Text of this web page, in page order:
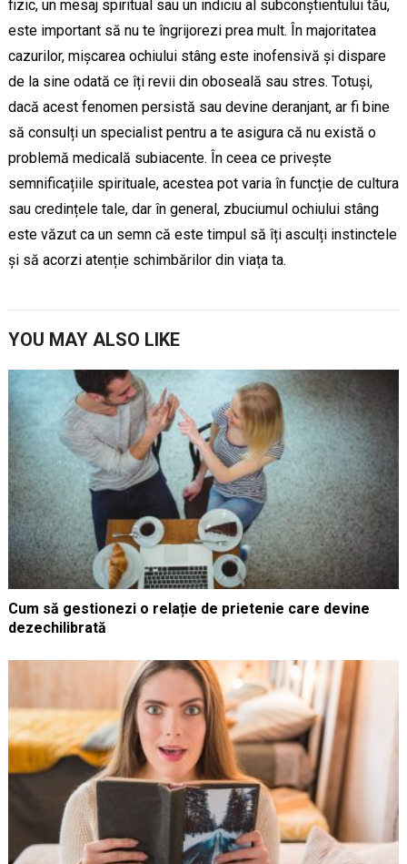
fizic, un mesaj spiritual sau un indiciu al subconștientului tău,
este important să nu te îngrijorezi prea mult. În majoritatea
cazurilor, mișcarea ochiului stâng este inofensivă și dispare
de la sine odată ce îți revii din oboseală sau stres. Totuși,
dacă acest fenomen persistă sau devine deranjant, ar fi bine
să consulți un specialist pentru a te asigura că nu există o
problemă medicală subiacente. În ceea ce privește
semnificațiile spirituale, acestea pot varia în funcție de cultura
sau credințele tale, dar în general, zbuciumul ochiului stâng
este văzut ca un semn că este timpul să îți asculți instinctele
și să acorzi atenție schimbărilor din viața ta.
YOU MAY ALSO LIKE
Cum să gestionezi o relație de prietenie care devine
dezechilibrată